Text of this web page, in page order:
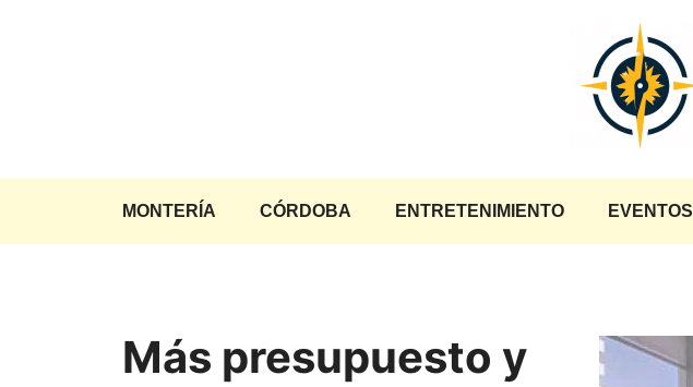
MONTERÍA CÓRDOBA ENTRETENIMIENTO EVENTOS
Más presupuesto y